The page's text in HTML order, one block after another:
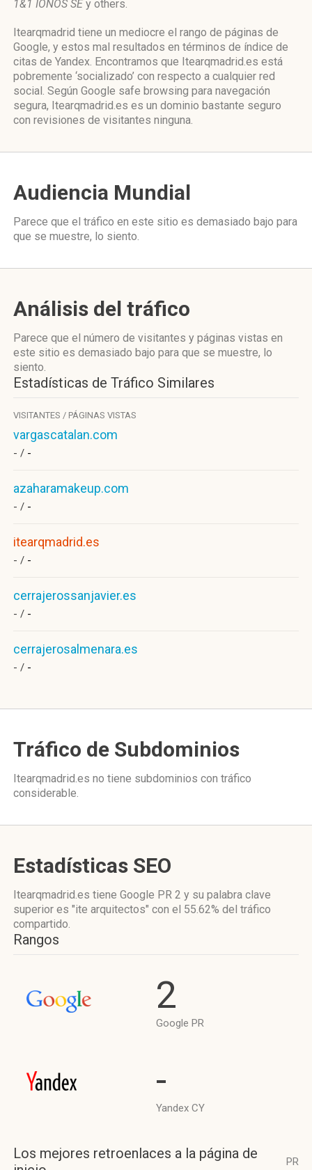
1&1 IONOS SEy others.
Itearqmadrid tiene un mediocre el rango de páginas de
Google, y estos mal resultados en términos de índice de
citas de Yandex. Encontramos que Itearqmadrid.es está
pobremente ‘socializado’ con respecto a cualquier red
social. Según Google safe browsing para navegación
segura, Itearqmadrid.es es un dominio bastante seguro
con revisiones de visitantes ninguna.
Audiencia Mundial
Parece que el tráfico en este sitio es demasiado bajo para
que se muestre, lo siento.
Análisis del tráfico
Parece que el número de visitantes y páginas vistas en
este sitio es demasiado bajo para que se muestre, lo
siento.
Estadísticas de Tráfico Similares
VISITANTES / PÁGINAS VISTAS
vargascatalan.com
- / -
azaharamakeup.com
- / -
itearqmadrid.es
- / -
cerrajerossanjavier.es
- / -
cerrajerosalmenara.es
- / -
Tráfico de Subdominios
Itearqmadrid.es no tiene subdominios con tráfico
considerable.
Estadísticas SEO
Itearqmadrid.es tiene Google PR 2 y su palabra clave
superior es "ite arquitectos" con el 55.62% del tráfico
compartido.
Rangos
2
Google PR
-
Yandex CY
Los mejores retroenlaces a la página de
PR